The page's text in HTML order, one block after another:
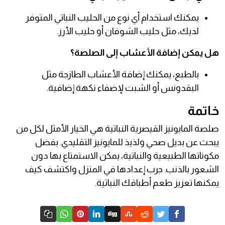
يمكنك استخدام أي نوع من الحليب النباتي المتوفر
لديك، مثل حليب الشوفان أو حليب الأرز.
هل يمكن إضافة الأعشاب إلى الصلصة؟
بالطبع، يمكنك إضافة الأعشاب الطازجة مثل
البقدونس أو الشبت لإضفاء نكهة إضافية.
خاتمة
صلصة المايونيز القيصرية النباتية هي الخيار الأمثل لكل من
يبحث عن بديل صحي ولذيذ للمايونيز التقليدي. بفضل
مكوناتها الطبيعية والنباتية، يمكن الاستمتاع بها دون
الشعور بالذنب. جرب إعدادها في المنزل واكتشف كيف
يمكنها تعزيز طعم أطباقك النباتية.